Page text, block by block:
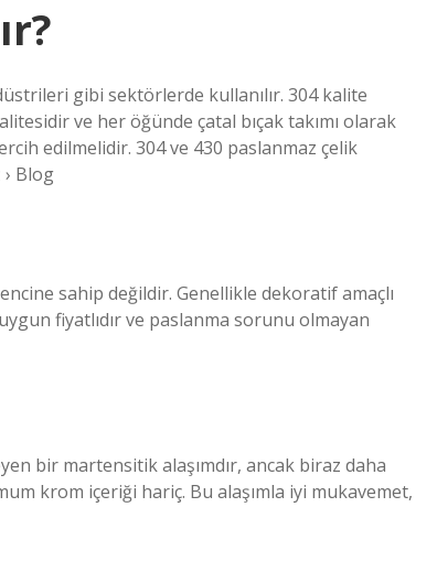
gibi sektörlerde kullanılır. 304 kalite
ve her öğünde çatal bıçak takımı olarak
edilmelidir. 304 ve 430 paslanmaz çelik
Blog
sahip değildir. Genellikle dekoratif amaçlı
fiyatlıdır ve paslanma sorunu olmayan
bir martensitik alaşımdır, ancak biraz daha
krom içeriği hariç. Bu alaşımla iyi mukavemet,